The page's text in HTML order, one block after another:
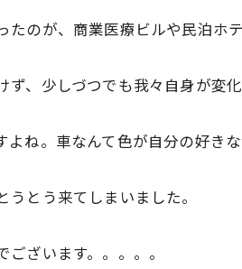
のが、商業医療ビルや民泊ホ
、少しづつでも我々自身が変
ね。車なんて色が自分の好き
とう来てしまいました。
ざいます。。。。。